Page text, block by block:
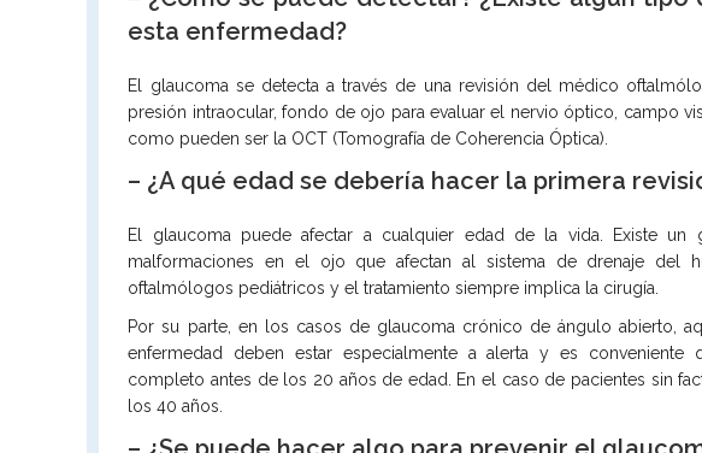
esta enfermedad?
El glaucoma se detecta a través de una revisión del médico
presión intraocular, fondo de ojo para evaluar el nervio óptico, campo
como pueden ser la OCT (Tomografía de Coherencia Óptica).
– ¿A qué edad se debería hacer la primera
El glaucoma puede afectar a cualquier edad de la vida. Existe
malformaciones en el ojo que afectan al sistema de drenaje del
oftalmólogos pediátricos y el tratamiento siempre implica la cirugía.
Por su parte, en los casos de glaucoma crónico de ángulo abierto,
enfermedad deben estar especialmente a alerta y es conveniente
completo antes de los 20 años de edad. En el caso de pacientes sin
los 40 años.